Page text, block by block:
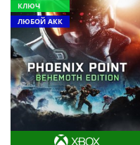
КЛЮЧ
ЛЮБОЙ АКК